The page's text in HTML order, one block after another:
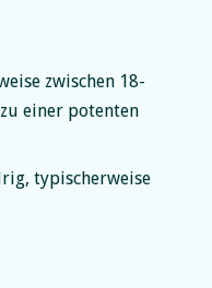
zwischen 18-
zu einer potenten
typischerweise